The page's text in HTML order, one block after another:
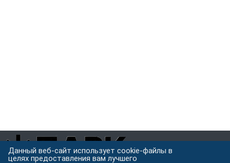
Данный веб-сайт использует cookie-файлы в
целях предоставления вам лучшего